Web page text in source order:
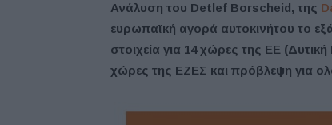
Ανάλυση του Detlef Borscheid, της
ευρωπαϊκή αγορά αυτοκινήτου το
στοιχεία για 14 χώρες της ΕΕ
χώρες της ΕΖΕΣ και πρόβλεψη για